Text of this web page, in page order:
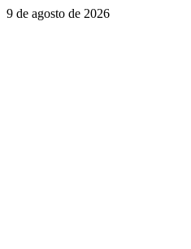
Saltar
9 de agosto de 2026